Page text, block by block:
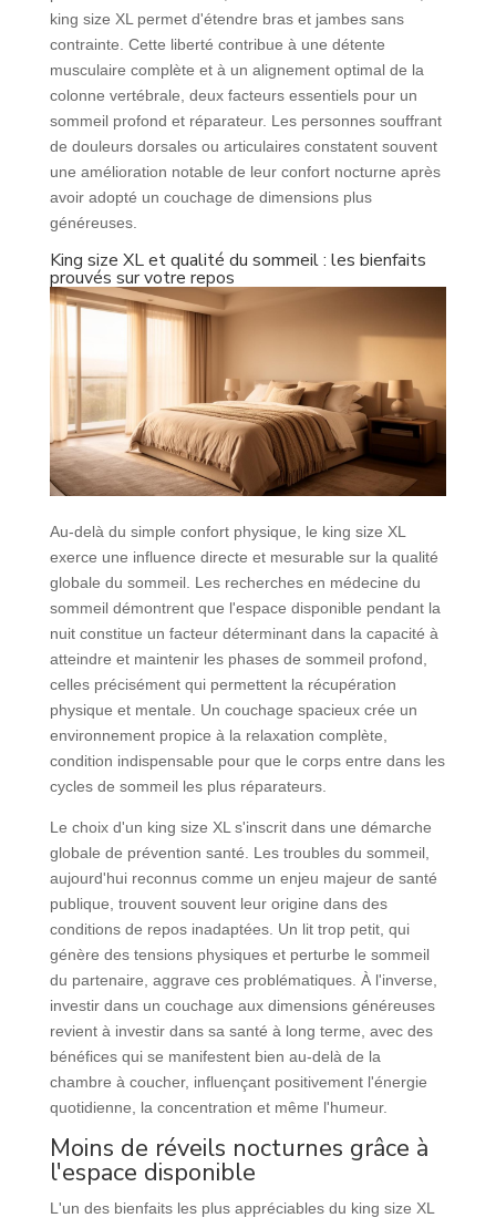
king size XL permet d'étendre bras et jambes sans
contrainte. Cette liberté contribue à une détente
musculaire complète et à un alignement optimal de la
colonne vertébrale, deux facteurs essentiels pour un
sommeil profond et réparateur. Les personnes souffrant
de douleurs dorsales ou articulaires constatent souvent
une amélioration notable de leur confort nocturne après
avoir adopté un couchage de dimensions plus
généreuses.
King size XL et qualité du sommeil : les bienfaits
prouvés sur votre repos
Au-delà du simple confort physique, le king size XL
exerce une influence directe et mesurable sur la qualité
globale du sommeil. Les recherches en médecine du
sommeil démontrent que l'espace disponible pendant la
nuit constitue un facteur déterminant dans la capacité à
atteindre et maintenir les phases de sommeil profond,
celles précisément qui permettent la récupération
physique et mentale. Un couchage spacieux crée un
environnement propice à la relaxation complète,
condition indispensable pour que le corps entre dans les
cycles de sommeil les plus réparateurs.
Le choix d'un king size XL s'inscrit dans une démarche
globale de prévention santé. Les troubles du sommeil,
aujourd'hui reconnus comme un enjeu majeur de santé
publique, trouvent souvent leur origine dans des
conditions de repos inadaptées. Un lit trop petit, qui
génère des tensions physiques et perturbe le sommeil
du partenaire, aggrave ces problématiques. À l'inverse,
investir dans un couchage aux dimensions généreuses
revient à investir dans sa santé à long terme, avec des
bénéfices qui se manifestent bien au-delà de la
chambre à coucher, influençant positivement l'énergie
quotidienne, la concentration et même l'humeur.
Moins de réveils nocturnes grâce à
l'espace disponible
L'un des bienfaits les plus appréciables du king size XL